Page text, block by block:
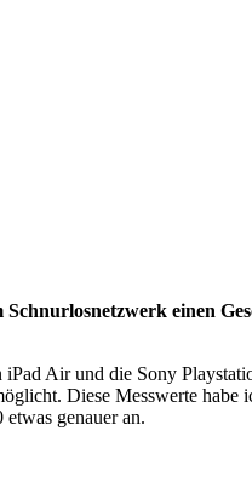
einen
iPad Air und die Sony
Diese Messwerte habe
genauer an.